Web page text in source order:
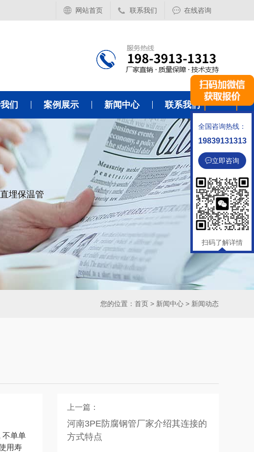
网站首页 联系我们 在线咨询
们 案例展示 新闻中心 联系我们
埋保温管
您的位置： 首页 > 新闻中心 > 新闻动态
不单单
用寿
上一篇：
河南3PE防腐钢管厂家介绍其连接的
方式特点
全国咨询热线：
19839131313
立即咨询
扫码了解详情